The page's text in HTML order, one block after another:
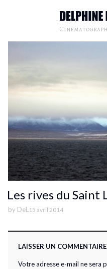
Les rives du Saint
by DeL15 avril 2014
LAISSER UN COMMENTAIRE
Votre adresse e-mail ne sera